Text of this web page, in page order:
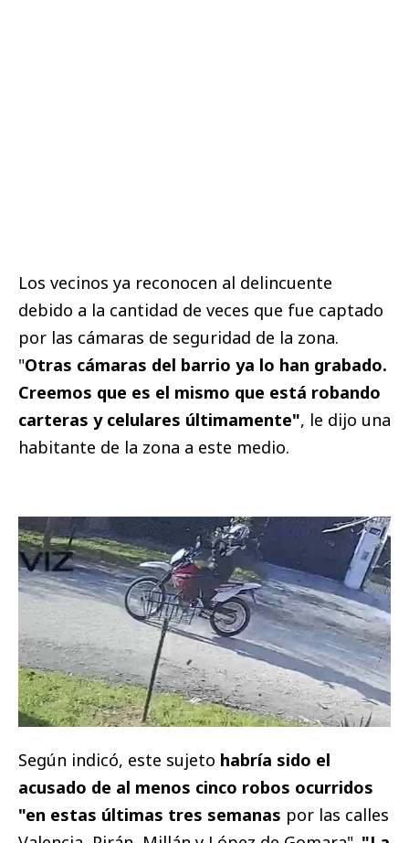
Los vecinos ya reconocen al delincuente
debido a la cantidad de veces que fue captado
por las cámaras de seguridad de la zona.
"Otras cámaras del barrio ya lo han grabado.
Creemos que es el mismo que está robando
carteras y celulares últimamente", le dijo una
habitante de la zona a este medio.
Según indicó, este sujeto habría sido el
acusado de al menos cinco robos ocurridos
"en estas últimas tres semanas por las calles